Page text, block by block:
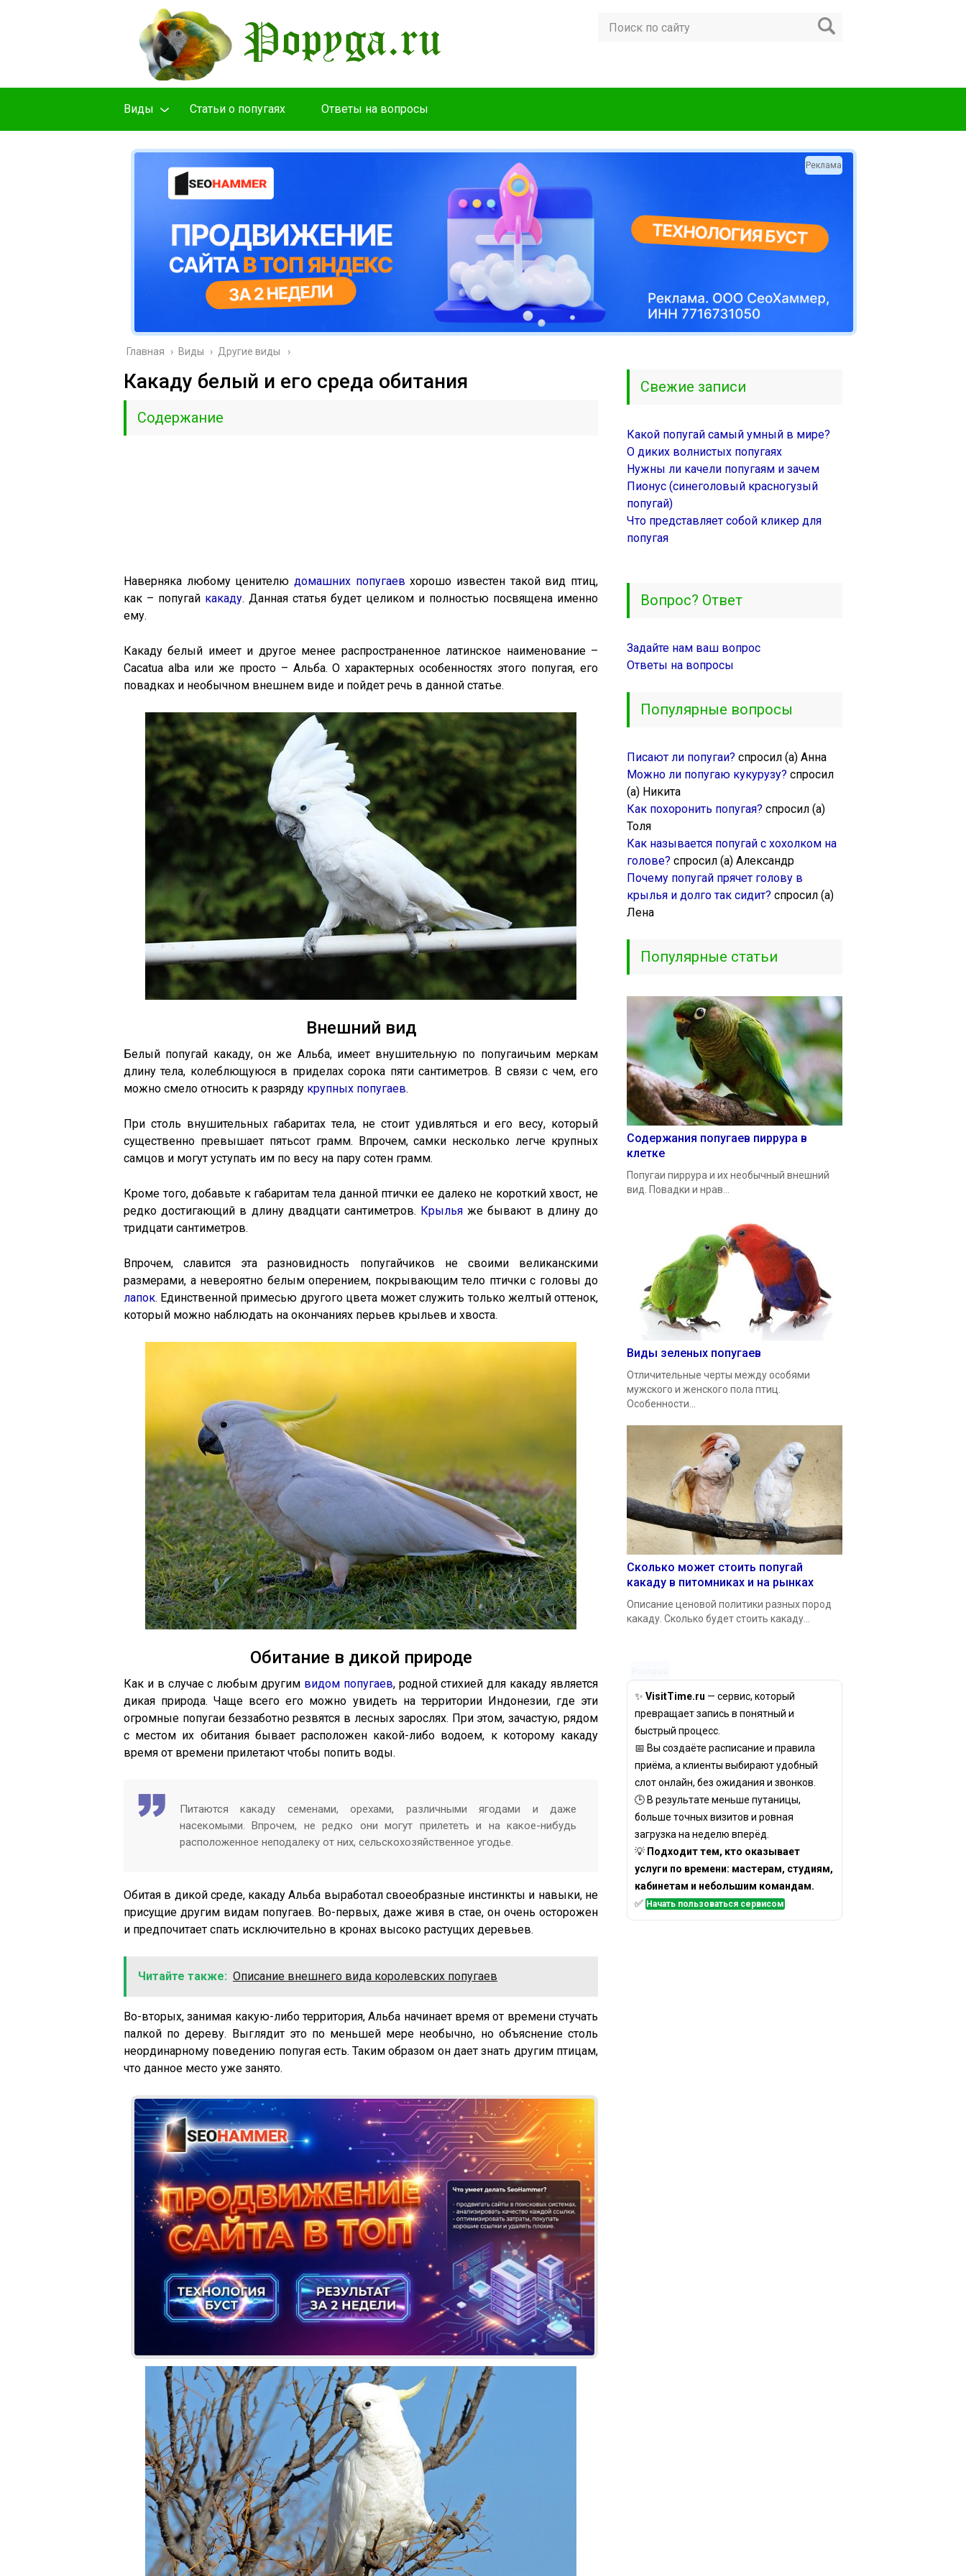
Виды Cтатьи о попугаях Ответы на вопросы
Реклама
Главная › Виды › Другие виды
Какаду белый и его среда обитания
Содержание
Наверняка любому ценителю домашних попугаев хорошо известен такой вид птиц,
как – попугай какаду. Данная статья будет целиком и полностью посвящена именно
ему.
Какаду белый имеет и другое менее распространенное латинское наименование –
Cacatua alba или же просто – Альба. О характерных особенностях этого попугая, его
повадках и необычном внешнем виде и пойдет речь в данной статье.
Внешний вид
Белый попугай какаду, он же Альба, имеет внушительную по попугаичьим меркам
длину тела, колеблющуюся в приделах сорока пяти сантиметров. В связи с чем, его
можно смело относить к разряду крупных попугаев.
При столь внушительных габаритах тела, не стоит удивляться и его весу, который
существенно превышает пятьсот грамм. Впрочем, самки несколько легче крупных
самцов и могут уступать им по весу на пару сотен грамм.
Кроме того, добавьте к габаритам тела данной птички ее далеко не короткий хвост, не
редко достигающий в длину двадцати сантиметров. Крылья же бывают в длину до
тридцати сантиметров.
Впрочем, славится эта разновидность попугайчиков не своими великанскими
размерами, а невероятно белым оперением, покрывающим тело птички с головы до
лапок. Единственной примесью другого цвета может служить только желтый оттенок,
который можно наблюдать на окончаниях перьев крыльев и хвоста.
Обитание в дикой природе
Как и в случае с любым другим видом попугаев, родной стихией для какаду является
дикая природа. Чаще всего его можно увидеть на территории Индонезии, где эти
огромные попугаи беззаботно резвятся в лесных зарослях. При этом, зачастую, рядом
с местом их обитания бывает расположен какой-либо водоем, к которому какаду
время от времени прилетают чтобы попить воды.
Питаются какаду семенами, орехами, различными ягодами и даже
насекомыми. Впрочем, не редко они могут прилететь и на какое-нибудь
расположенное неподалеку от них, сельскохозяйственное угодье.
Обитая в дикой среде, какаду Альба выработал своеобразные инстинкты и навыки, не
присущие другим видам попугаев. Во-первых, даже живя в стае, он очень осторожен
и предпочитает спать исключительно в кронах высоко растущих деревьев.
Читайте также: Описание внешнего вида королевских попугаев
Во-вторых, занимая какую-либо территория, Альба начинает время от времени стучать
палкой по дереву. Выглядит это по меньшей мере необычно, но объяснение столь
неординарному поведению попугая есть. Таким образом он дает знать другим птицам,
что данное место уже занято.
Реклама
Свежие записи
Какой попугай самый умный в мире?
О диких волнистых попугаях
Нужны ли качели попугаям и зачем
Пионус (синеголовый красногузый
попугай)
Что представляет собой кликер для
попугая
Вопрос? Ответ
Задайте нам ваш вопрос
Ответы на вопросы
Популярные вопросы
Писают ли попугаи? спросил (а) Анна
Можно ли попугаю кукурузу? спросил
(а) Никита
Как похоронить попугая? спросил (а)
Толя
Как называется попугай с хохолком на
голове? спросил (а) Александр
Почему попугай прячет голову в
крылья и долго так сидит? спросил (а)
Лена
Популярные статьи
Содержания попугаев пиррура в
клетке
Попугаи пиррура и их необычный внешний
вид. Повадки и нрав...
Виды зеленых попугаев
Отличительные черты между особями
мужского и женского пола птиц.
Особенности...
Сколько может стоить попугай
какаду в питомниках и на рынках
Описание ценовой политики разных пород
какаду. Сколько будет стоить какаду...
✨ VisitTime.ru — сервис, который
превращает запись в понятный и
быстрый процесс.
📅 Вы создаёте расписание и правила
приёма, а клиенты выбирают удобный
слот онлайн, без ожидания и звонков.
🕒 В результате меньше путаницы,
больше точных визитов и ровная
загрузка на неделю вперёд.
💡 Подходит тем, кто оказывает
услуги по времени: мастерам, студиям,
кабинетам и небольшим командам.
✅ Начать пользоваться сервисом